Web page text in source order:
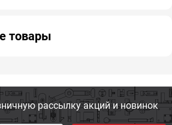
товары
рассылку акций и новинок